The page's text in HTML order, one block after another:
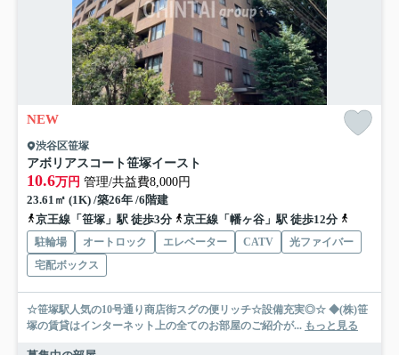
NEW
渋谷区笹塚
アボリアスコート笹塚イースト
10.6万円 管理/共益費8,000円
23.61㎡ (1K) /築26年 /6階建
京王線「笹塚」駅 徒歩3分
京王線「幡ヶ谷」駅 徒歩12分
駐輪場 オートロック エレベーター CATV
光ファイバー
宅配ボックス
☆笹塚駅人気の10号通り商店街スグの便リッチ☆設備充実◎☆ ◆(株)笹
塚の賃貸はインターネット上の全てのお部屋のご紹介が... もっと見る